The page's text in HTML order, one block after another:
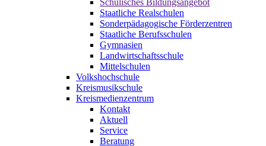
Schulisches Bildungsangebot
Staatliche Realschulen
Sonderpädagogische Förderzentren
Staatliche Berufsschulen
Gymnasien
Landwirtschaftsschule
Mittelschulen
Volkshochschule
Kreismusikschule
Kreismedienzentrum
Kontakt
Aktuell
Service
Beratung